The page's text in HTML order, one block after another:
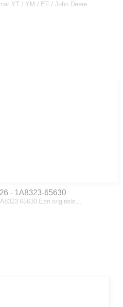
YT / YM / EF / John Deere…
- 1A8323-65630
65630 Een originele…